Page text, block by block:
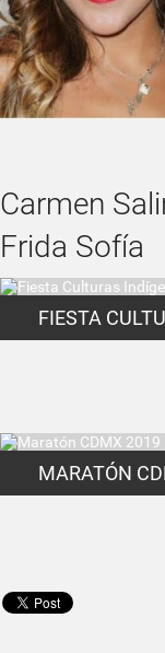
Carmen
Frida Sofía
FIESTA
MARATÓN